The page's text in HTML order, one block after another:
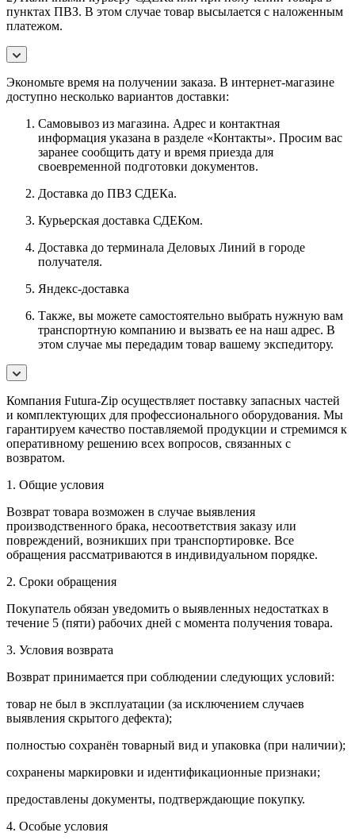
пунктах ПВЗ. В этом случае товар высылается с наложенным
платежом.
Экономьте время на получении заказа. В интернет-магазине
доступно несколько вариантов доставки:
Самовывоз из магазина. Адрес и контактная
информация указана в разделе «Контакты». Просим вас
заранее сообщить дату и время приезда для
своевременной подготовки документов.
Доставка до ПВЗ СДЕКа.
Курьерская доставка СДЕКом.
Доставка до терминала Деловых Линий в городе
получателя.
Яндекс-доставка
Также, вы можете самостоятельно выбрать нужную вам
транспортную компанию и вызвать ее на наш адрес. В
этом случае мы передадим товар вашему экспедитору.
Компания Futura-Zip осуществляет поставку запасных частей
и комплектующих для профессионального оборудования. Мы
гарантируем качество поставляемой продукции и стремимся к
оперативному решению всех вопросов, связанных с
возвратом.
1. Общие условия
Возврат товара возможен в случае выявления
производственного брака, несоответствия заказу или
повреждений, возникших при транспортировке. Все
обращения рассматриваются в индивидуальном порядке.
2. Сроки обращения
Покупатель обязан уведомить о выявленных недостатках в
течение 5 (пяти) рабочих дней с момента получения товара.
3. Условия возврата
Возврат принимается при соблюдении следующих условий:
товар не был в эксплуатации (за исключением случаев
выявления скрытого дефекта);
полностью сохранён товарный вид и упаковка (при наличии);
сохранены маркировки и идентификационные признаки;
предоставлены документы, подтверждающие покупку.
4. Особые условия